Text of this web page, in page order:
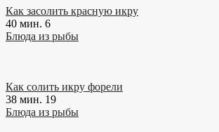
Как засолить красную икру
40 мин. 6
Блюда из рыбы
Как солить икру форели
38 мин. 19
Блюда из рыбы